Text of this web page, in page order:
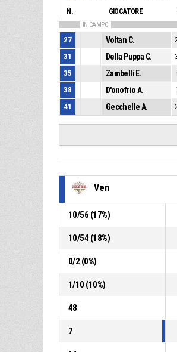
N. GIOCATORE
IN CAMPO
27 Voltan C.
31
Della Puppa C.
35
Zambelli E.
38
D'onofrio A.
41
Gecchelle A.
Ven
10/56 (17%)
10/54 (18%)
0/2 (0%)
1/10 (10%)
48
7